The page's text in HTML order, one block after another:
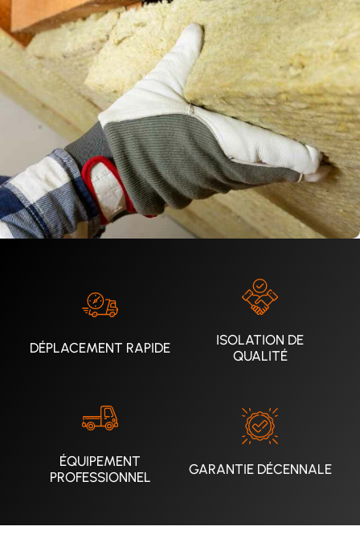
DÉPLACEMENT RAPIDE
ISOLATION DE
QUALITÉ
ÉQUIPEMENT
PROFESSIONNEL
GARANTIE DÉCENNALE